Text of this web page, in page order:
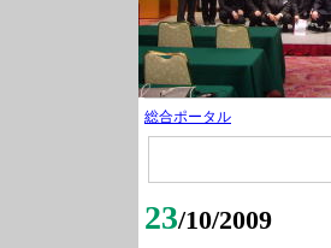
総合ポータル
23/10/2009